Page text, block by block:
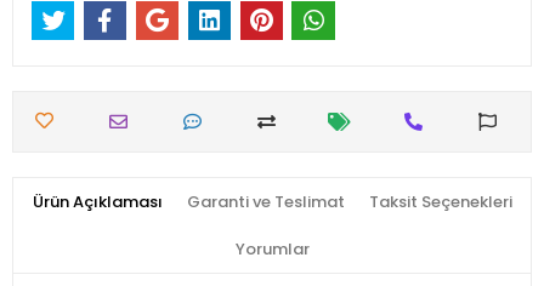
Ürün Açıklaması Garanti ve Teslimat Taksit Seçenekleri
Yorumlar